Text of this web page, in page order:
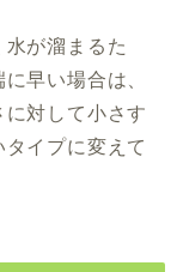
が溜まるた
早い場合は、
対して小さす
イプに変えて